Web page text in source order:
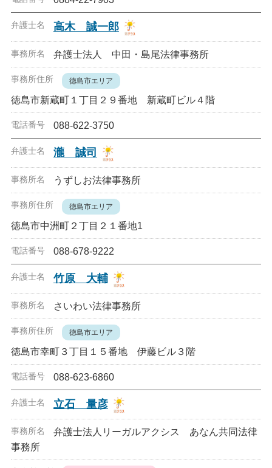
高木 誠一郎
弁護士法人 中田・島尾法律事務所
徳島市エリア
徳島市新蔵町１丁目２９番地 新蔵町ビル４階
088-622-3750
瀧 誠司
うずしお法律事務所
徳島市エリア
徳島市中洲町２丁目２１番地1
088-678-9222
竹原 大輔
さいわい法律事務所
徳島市エリア
徳島市幸町３丁目１５番地 伊藤ビル３階
088-623-6860
立石 量彦
弁護士法人リーガルアクシス あなん共同法律
事務所